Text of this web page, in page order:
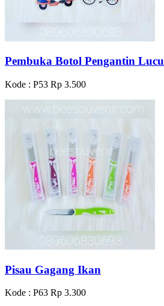
Pembuka Botol Pengantin Lucu
Kode : P53 Rp 3.500
Pisau Gagang Ikan
Kode : P63 Rp 3.300